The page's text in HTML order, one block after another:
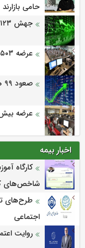
حامی بازارند
جهش ۱۲۳ هزار واحدی شاخص بورس
عرضه ۵۰۳ هزار تنی محصولات در بورس کالا
صعود ۹۹ هزار واحدی شاخص بورس
عرضه بیش‌از ۳.۲ میلیون تن محصول در
اخبار بیمه
كارگاه
شاخص‌های
طرح‌های
اجتماعی
روایت